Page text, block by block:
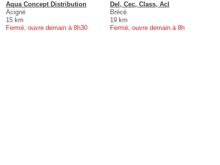
Aqua Concept Distribution
Acigné
15 km
Fermé, ouvre demain à 8h30
Del, Cec, Class, Acl
Brécé
19 km
Fermé, ouvre demain à 8h